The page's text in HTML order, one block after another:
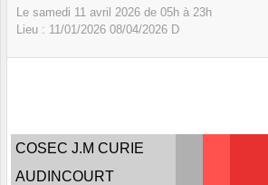
Le samedi 11 avril 2026 de 05h à 23h
Lieu : 11/01/2026 08/04/2026 D
COSEC J.M CURIE
AUDINCOURT